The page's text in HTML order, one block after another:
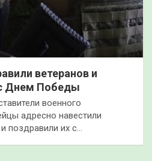
ветеранов и
Днем Победы
военного
адресно навестили
поздравили их с…